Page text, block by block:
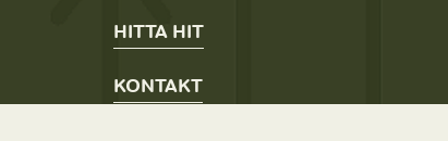
HITTA HIT
KONTAKT